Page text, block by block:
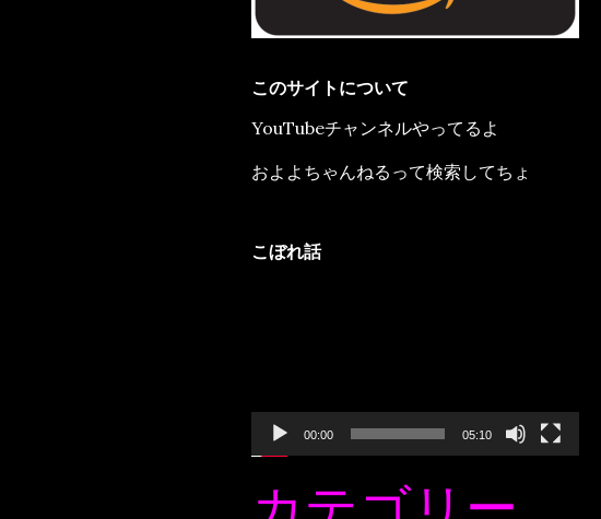
このサイトについて
YouTubeチャンネルやってるよ
およよちゃんねるって検索してちょ
こぼれ話
00:00 05:10